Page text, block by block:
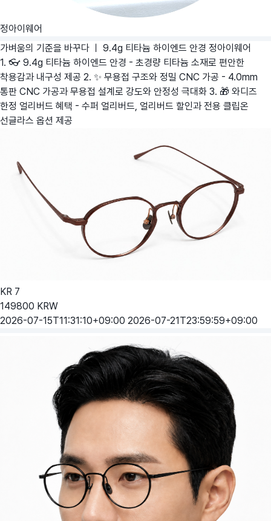
정아이웨어
가벼움의 기준을 바꾸다 ㅣ 9.4g 티타늄 하이엔드 안경 정아이웨어
1. 👓 9.4g 티타늄 하이엔드 안경 - 초경량 티타늄 소재로 편안한
착용감과 내구성 제공 2. ✨ 무용접 구조와 정밀 CNC 가공 - 4.0mm
통판 CNC 가공과 무용접 설계로 강도와 안정성 극대화 3. 🎁 와디즈
한정 얼리버드 혜택 - 수퍼 얼리버드, 얼리버드 할인과 전용 클립온
선글라스 옵션 제공
KR 7
149800 KRW
2026-07-15T11:31:10+09:00 2026-07-21T23:59:59+09:00